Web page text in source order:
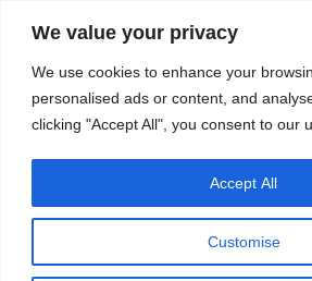
We value your privacy
We use cookies to enhance your
personalised ads or content, and
clicking "Accept All", you consent to our
Customise
Accept All
स्रोत
मेनू
प्रकाशित
क्यूबा ने दिखाई पर्यावरण
भारत डोगरा